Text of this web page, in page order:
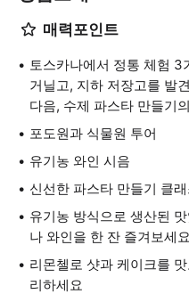
매력포인트
토스카나에서 정통 체험 3
거닐고, 지하 저장고를 발
다음, 수제 파스타 만들기
포도원과 식물원 투어
유기농 와인 시음
신선한 파스타 만들기 클
유기농 방식으로 생산된
나 와인을 한 잔 즐겨보세요
리몬첼로 샷과 케이크를
리하세요